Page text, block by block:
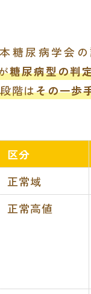
糖尿病学会の
糖尿病型の判
階はその一歩
区分
正常域
正常高値